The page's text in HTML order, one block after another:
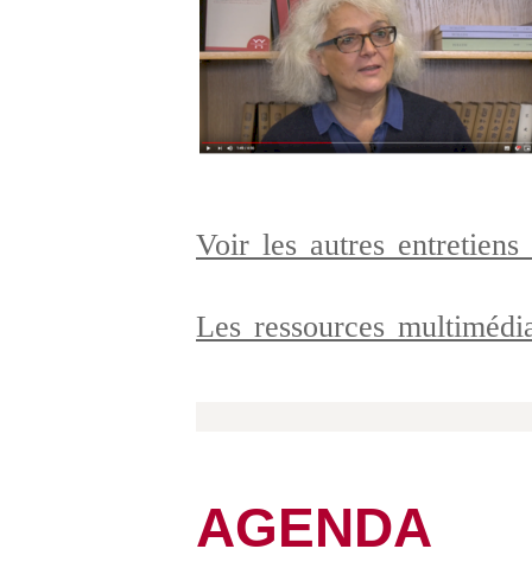
Voir les autres
Les ressources
AGENDA